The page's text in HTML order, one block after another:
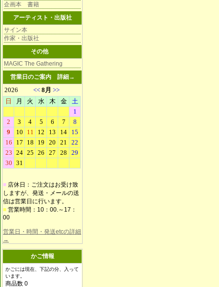
企画本 書籍
アーティスト・出版社
サイン本
作家・出版社
その他
MAGIC The Gathering
営業日のご案内 詳細→
■ 店休日：ご注文はお受け致
しますが、発送・メールの送
信は営業日に行います。
■ 営業時間：10：00.～17：
00
営業日・時間・発送etcの詳細
→
かご情報
かごには現在、下記の分、入って
います。
商品数 0